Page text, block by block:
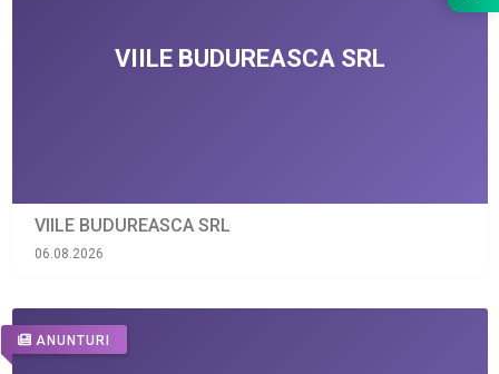
VIILE BUDUREASCA SRL
06.08.2026
ANUNTURI